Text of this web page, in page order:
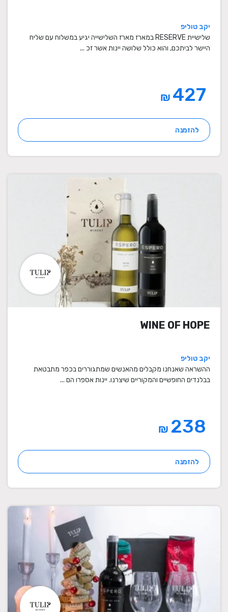
יקב טוליפ
שלישיית RESERVE במארז מארז השלישייה יגיע במשלוח עם שליח
היישר לביתכם, והוא כולל שלושה יינות אשר זכ ...
₪
להזמנה
WINE OF HOPE
יקב טוליפ
ההשראה שאנחנו מקבלים מהאנשים שמתגוררים בכפר מתבטאת
בבלנדים החופשיים והמקוריים שיצרנו. יינות אספרו הם ...
₪
להזמנה